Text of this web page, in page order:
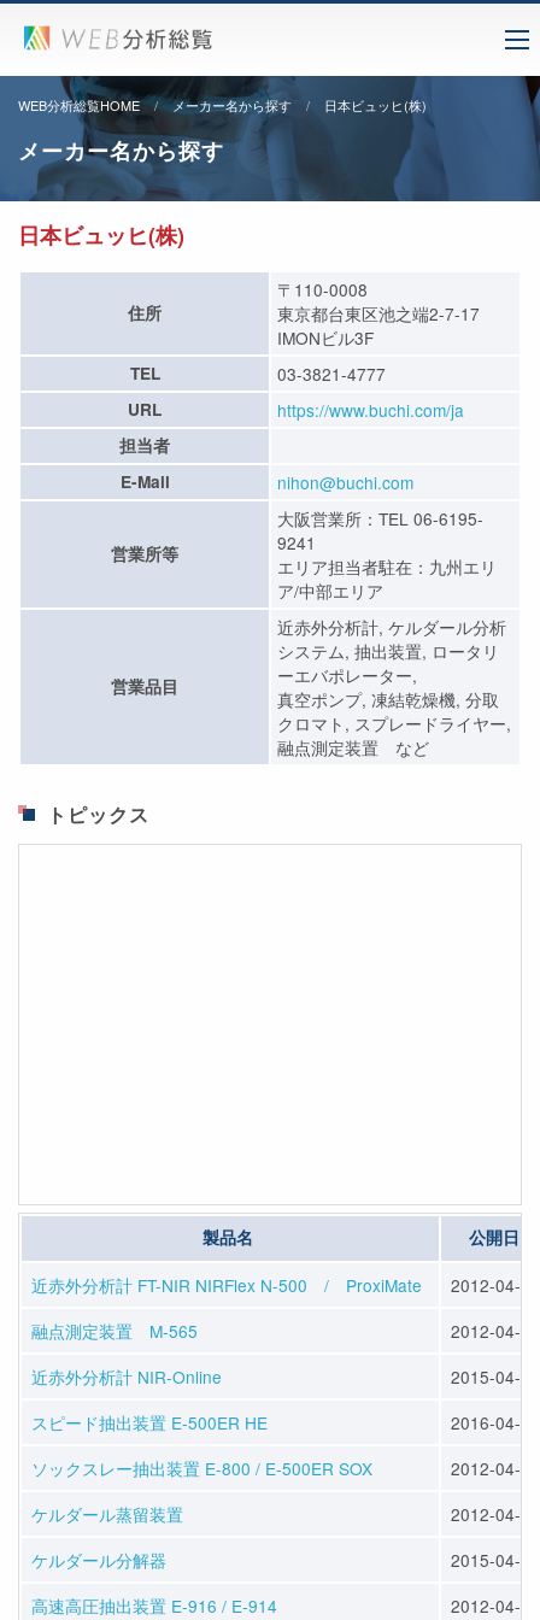
WEB分析総覧HOME メーカー名から探す 日本ビュッヒ(株)
メーカー名から探す
日本ビュッヒ(株)
住所
〒110-0008
東京都台東区池之端2-7-17
IMONビル3F
TEL 03-3821-4777
URL https://www.buchi.com/ja
担当者
E-Mail
nihon@buchi.com
営業所等
大阪営業所：TEL 06-6195-
9241
エリア担当者駐在：九州エリ
ア/中部エリア
営業品目
近赤外分析計, ケルダール分析
システム, 抽出装置, ロータリ
ーエバポレーター,
真空ポンプ, 凍結乾燥機, 分取
クロマト, スプレードライヤー,
融点測定装置 など
トピックス
製品名 公開日
近赤外分析計 FT-NIR NIRFlex N-500 / ProxiMate
2012-04-23
融点測定装置 M-565
2012-04-23
近赤外分析計 NIR-Online
2015-04-10
スピード抽出装置 E-500ER HE
2016-04-13
ソックスレー抽出装置 E-800 / E-500ER SOX
2012-04-25
ケルダール蒸留装置
2012-04-25
ケルダール分解器
2015-04-10
高速高圧抽出装置 E-916 / E-914
2012-04-25